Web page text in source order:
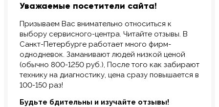
Уважаемые посетители сайта!
Призываем Вас внимательно относиться к
выбору сервисного-центра. Читайте отзывы. В
Санкт-Петербурге работает много фирм-
однодневок. Заманивают людей низкой ценой
(обычно 800-1250 руб.), После того как забирают
технику на диагностику, цена сразу повышается в
100-150 раз!
Будьте бдительны и изучайте отзывы!